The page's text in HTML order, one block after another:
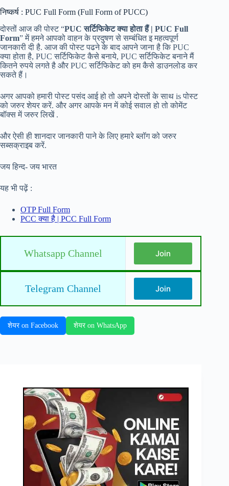
निष्कर्ष : PUC Full Form (Full Form of PUCC)
दोस्तों आज की पोस्ट “PUC सर्टिफिकेट क्या होता हैं | PUC Full
Form” में हमने आपको वाहन के प्रदुषण से सम्बंधित इ महत्वपूर्ण
जानकारी दी है. आज की पोस्ट पढने के बाद आपने जाना है कि PUC
क्या होता है, PUC सर्टिफिकेट कैसे बनाये, PUC सर्टिफिकेट बनाने मैं
कितने रुपये लगते है और PUC सर्टिफिकेट को हम कैसे डाउनलोड कर
सकते हैं।
अगर आपको हमारी पोस्ट पसंद आई हो तो अपने दोस्तों के साथ is पोस्ट
को जरुर शेयर करें. और अगर आपके मन में कोई सवाल हो तो कोमेंट
बॉक्स में जरुर लिखें .
और ऐसी ही शानदार जानकारी पाने के लिए हमारे ब्लॉग को जरुर
सब्सक्राइब करें.
जय हिन्द- जय भारत
यह भी पढ़ें :
OTP Full Form
PCC क्या है | PCC Full Form
Whatsapp Channel Join
Telegram Channel Join
शेयर on Facebook शेयर on WhatsApp